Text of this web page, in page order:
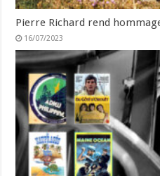
Pierre Richard rend
16/07/2023